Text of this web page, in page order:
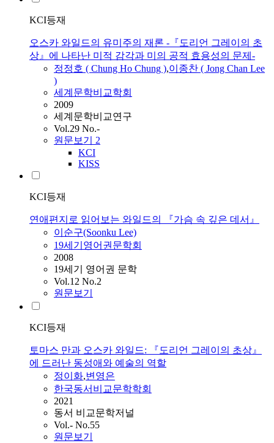
KCI등재
오스카 와일드의 유미주의 재론 -『도리언 그레이의 초
상』에 나타난 미적 감각과 미의 공적 효용성의 문제-
정정호 ( Chung Ho Chung ),이종찬 ( Jong Chan Lee
)
세계문학비교학회
2009
세계문학비교연구
Vol.29 No.-
원문보기 2
KCI
KISS
KCI등재
연애편지로 읽어보는 와일드의 『가슴 속 깊은 데서』
이순구(Soonku Lee)
19세기영어권문학회
2008
19세기 영어권 문학
Vol.12 No.2
원문보기
KCI등재
토마스 만과 오스카 와일드: 『도리언 그레이의 초상』
에 드러난 동성애와 예술의 역할
정이화,변영은
한국동서비교문학학회
2021
동서 비교문학저널
Vol.- No.55
원문보기